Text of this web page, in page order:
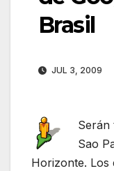
Brasil
JUL 3, 2009
Serán
Sao
Horizonte. Los